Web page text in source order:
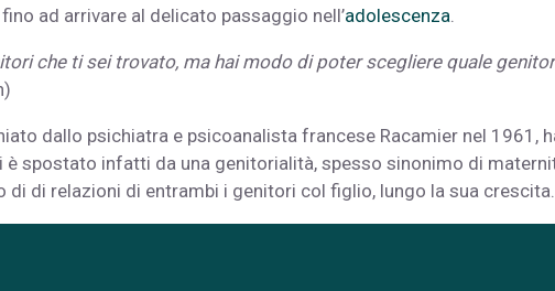
ad arrivare al delicato passaggio nell’adolescenza.
che ti sei trovato, ma hai modo di poter scegliere quale
dallo psichiatra e psicoanalista francese Racamier nel 1961,
è spostato infatti da una genitorialità, spesso sinonimo di
di di relazioni di entrambi i genitori col figlio, lungo la sua crescita.